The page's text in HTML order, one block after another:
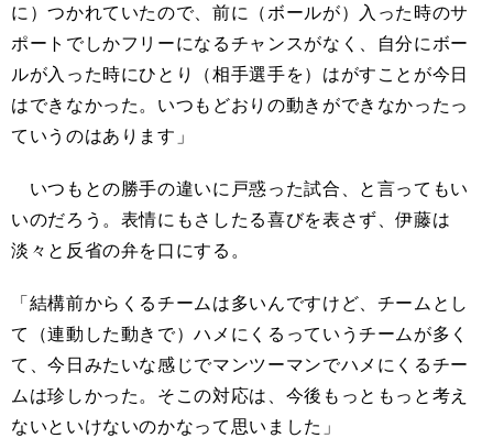
に）つかれていたので、前に（ボールが）入った時のサ
ポートでしかフリーになるチャンスがなく、自分にボー
ルが入った時にひとり（相手選手を）はがすことが今日
はできなかった。いつもどおりの動きができなかったっ
ていうのはあります」
いつもとの勝手の違いに戸惑った試合、と言ってもい
いのだろう。表情にもさしたる喜びを表さず、伊藤は
淡々と反省の弁を口にする。
「結構前からくるチームは多いんですけど、チームとし
て（連動した動きで）ハメにくるっていうチームが多く
て、今日みたいな感じでマンツーマンでハメにくるチー
ムは珍しかった。そこの対応は、今後もっともっと考え
ないといけないのかなって思いました」